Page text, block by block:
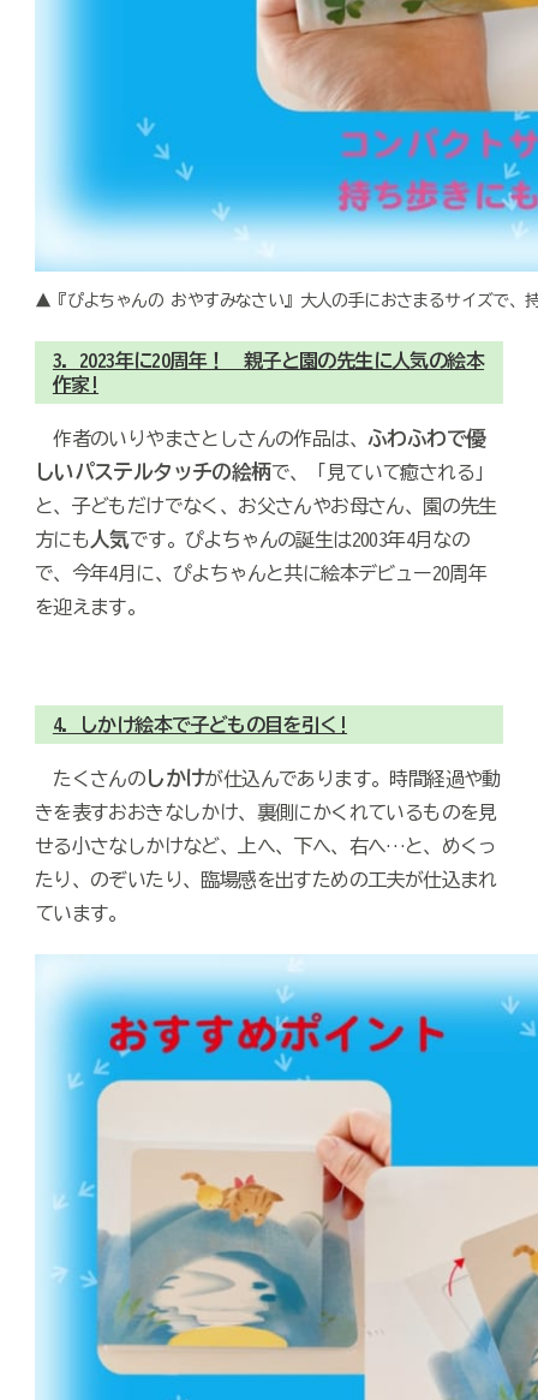
▲『ぴよちゃんの おやすみなさい』大人の手におさまるサイズで、
3. 2023年に20周年！ 親子と園の先生に人気の絵本
作家!
作者のいりやまさとしさんの作品は、 ふわふわで優
しいパステルタッチの絵柄で、「見ていて癒される」
と、子どもだけでなく、お父さんやお母さん、園の先生
方にも 人気です。ぴよちゃんの誕生は2003年4月なの
で、今年4月に、ぴよちゃんと共に絵本デビュー20周年
を迎えます。
4. しかけ絵本で子どもの目を引く!
たくさんのしかけが仕込んであります。時間経過や動
きを表すおおきなしかけ、裏側にかくれているものを見
せる小さなしかけなど、上へ、下へ、右へ…と、めくっ
たり、のぞいたり、臨場感を出すための工夫が仕込まれ
ています。